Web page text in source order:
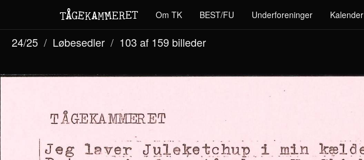
TÅGEKAMMERET Om TK BEST/FU Underforeninger Kalender
24/25 Løbesedler 103 af 159 billeder